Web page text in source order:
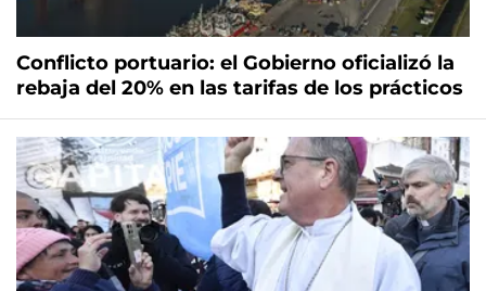
Conflicto portuario: el Gobierno oficializó la
rebaja del 20% en las tarifas de los prácticos